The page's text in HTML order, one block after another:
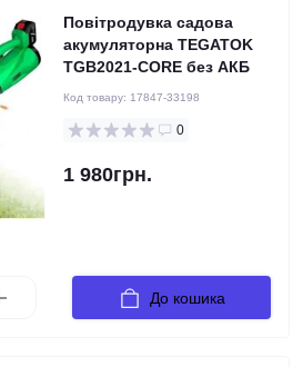
Повітродувка садова
акумуляторна TEGATOK
TGB2021-CORE без АКБ
Код товару: 17847-33198
0
1 980грн.
До кошика